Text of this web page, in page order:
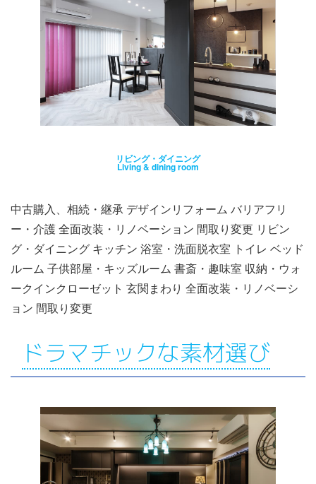
リビング・ダイニング
Living & dining room
中古購入、相続・継承 デザインリフォーム バリアフリ
ー・介護 全面改装・リノベーション 間取り変更 リビン
グ・ダイニング キッチン 浴室・洗面脱衣室 トイレ ベッド
ルーム 子供部屋・キッズルーム 書斎・趣味室 収納・ウォ
ークインクローゼット 玄関まわり 全面改装・リノベーシ
ョン 間取り変更
ドラマチックな素材選び